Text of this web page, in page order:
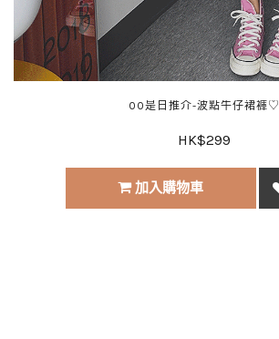
00是日推介-波點牛仔裙褲♡
HK$299
加入購物車